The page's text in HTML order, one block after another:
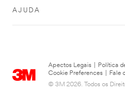
AJUDA
Apectos Legais Política
Cookie Preferences
Fale
© 3M 2026. Todos os